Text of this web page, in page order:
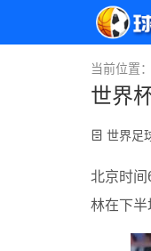
当前位置：
世界
世界足
北京时间
林在下半